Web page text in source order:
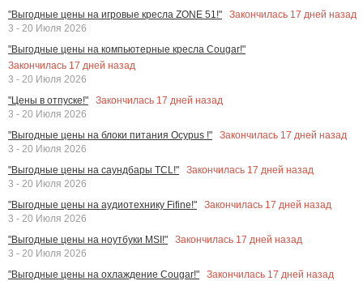
"Выгодные цены на игровые кресла ZONE 51!"
Закончилась 17 дней назад
3 - 20 Июля 2026
"Выгодные цены на компьютерные кресла Cougar!"
Закончилась 17 дней назад
3 - 20 Июля 2026
"Цены в отпуске!"
Закончилась 17 дней назад
3 - 20 Июля 2026
"Выгодные цены на блоки питания Ocypus !"
Закончилась 17 дней назад
3 - 20 Июля 2026
"Выгодные цены на саундбары TCL!"
Закончилась 17 дней назад
3 - 20 Июля 2026
"Выгодные цены на аудиотехнику Fifine!"
Закончилась 17 дней назад
3 - 20 Июля 2026
"Выгодные цены на ноутбуки MSI!"
Закончилась 17 дней назад
3 - 20 Июля 2026
"Выгодные цены на охлаждение Cougar!"
Закончилась 17 дней назад